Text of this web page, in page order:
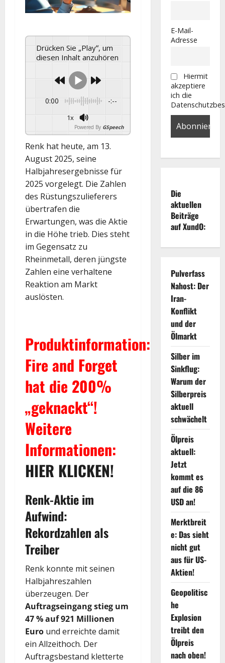
Drücken Sie „Play“, um
diesen Inhalt anzuhören
0:00 -:--
1x
Powered By GSpeech
Renk hat heute, am 13.
August 2025, seine
Halbjahresergebnisse für
2025 vorgelegt. Die Zahlen
des Rüstungszulieferers
übertrafen die
Erwartungen, was die Aktie
in die Höhe trieb. Dies steht
im Gegensatz zu
Rheinmetall, deren jüngste
Zahlen eine verhaltene
Reaktion am Markt
auslösten.
Produktinformation:
Fire and Forget
hat die 200%
„geknackt“!
Weitere
Informationen:
HIER KLICKEN!
Renk-Aktie im
Aufwind:
Rekordzahlen als
Treiber
Renk konnte mit seinen
Halbjahreszahlen
überzeugen. Der
Auftragseingang stieg um
47 % auf 921 Millionen
Euro und erreichte damit
ein Allzeithoch. Der
Auftragsbestand kletterte
E-Mail-
Adresse
Hiermit
akzeptiere
ich die
Die
aktuellen
Beiträge
auf XundO:
Pulverfass
Nahost: Der
Iran-
Konflikt
und der
Ölmarkt
Silber im
Sinkflug:
Warum der
Silberpreis
aktuell
schwächelt
Ölpreis
aktuell:
Jetzt
kommt es
auf die 86
USD an!
Merktbreit
e: Das sieht
nicht gut
aus für US-
Aktien!
Geopolitisc
he
Explosion
treibt den
Ölpreis
nach oben!